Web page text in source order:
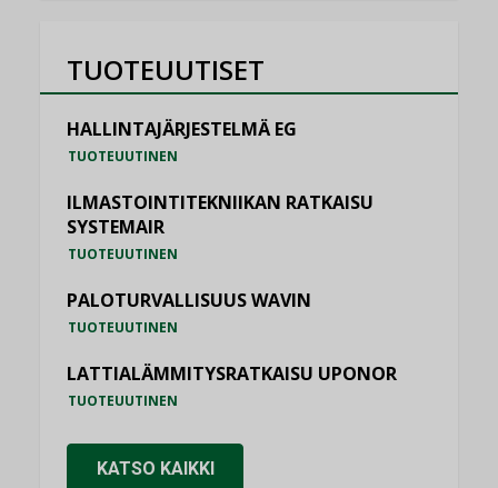
TUOTEUUTISET
HALLINTAJÄRJESTELMÄ EG
TUOTEUUTINEN
ILMASTOINTITEKNIIKAN RATKAISU
SYSTEMAIR
TUOTEUUTINEN
PALOTURVALLISUUS WAVIN
TUOTEUUTINEN
LATTIALÄMMITYSRATKAISU UPONOR
TUOTEUUTINEN
KATSO KAIKKI